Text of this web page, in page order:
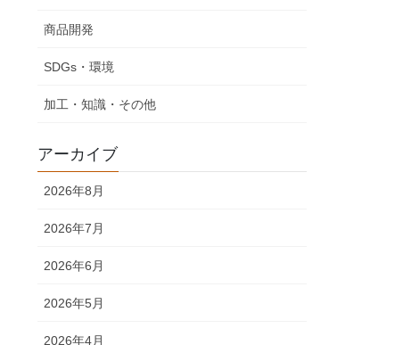
商品開発
SDGs・環境
加工・知識・その他
アーカイブ
2026年8月
2026年7月
2026年6月
2026年5月
2026年4月